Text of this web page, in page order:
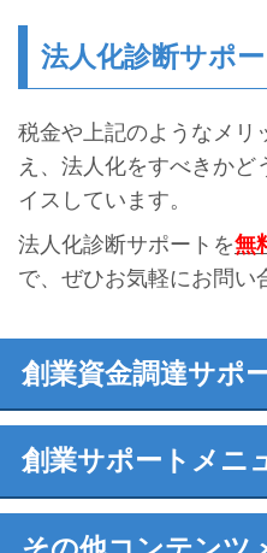
法人化診断サポ
税金や上記のようなメリ
え、法人化をすべきか
イスしています。
法人化診断サポートを無
で、ぜひお気軽にお問い
創業資金調達サポ
創業サポートメニ